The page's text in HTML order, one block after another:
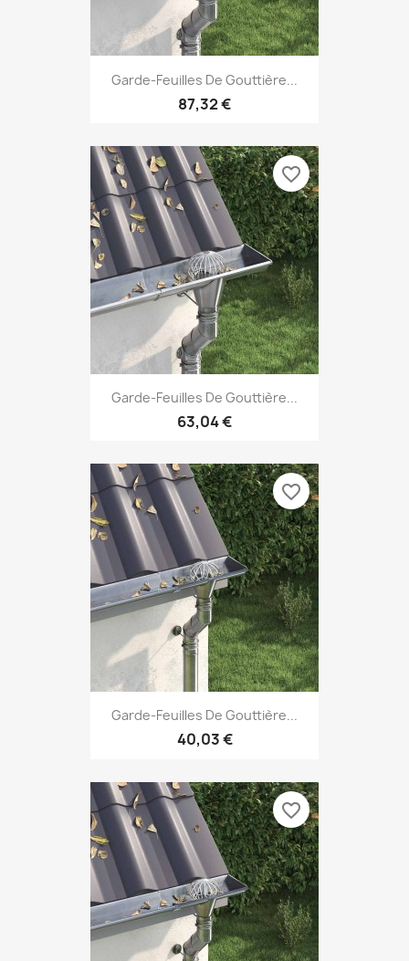
Garde-Feuilles De Gouttière...
87,32 €
Garde-Feuilles De Gouttière...
63,04 €
favorite_border
Garde-Feuilles De Gouttière...
40,03 €
favorite_border
favorite_border